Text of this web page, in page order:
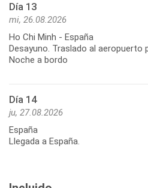
Día 13
mi, 26.08.2026
Ho Chi Minh - España
Desayuno. Traslado al aeropuerto
Noche a bordo
Día 14
ju, 27.08.2026
España
Llegada a España.